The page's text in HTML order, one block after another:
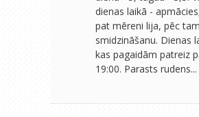
dienas laikā -
pat mēreni lija, pēc
smidzināšanu. Dienas
kas pagaidām patreiz
19:00. Parasts rudens...